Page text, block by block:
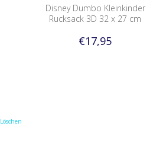
Löschen
Disney Dumbo Kleinkinder
Rucksack 3D 32 x 27 cm
€17,95